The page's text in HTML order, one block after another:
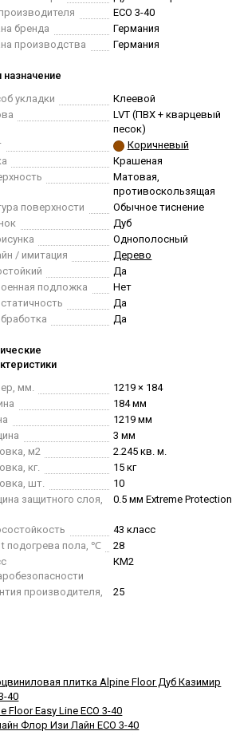
ЕСО 3-40
бренда
Германия
производства
Германия
назначение
укладки
Клеевой
LVT (ПВХ + кварцевый
песок)
Коричневый
Крашеная
Матовая,
противоскользящая
поверхности
Обычное тиснение
Дуб
Однополосный
/ имитация
Дерево
Да
подложка
Нет
Да
Да
мм.
1219 × 184
184 мм
1219 мм
3 мм
м2
2.245 кв. м.
кг.
15 кг
шт.
10
защитного слоя,
0.5 мм Extreme Protection
43 класс
t подогрева пола, ℃
28
КМ2
производителя,
25
плитка Alpine Floor Дуб Казимир
40
Floor Easy Line ЕСО 3-40
Флор Изи Лайн ЕСО 3-40